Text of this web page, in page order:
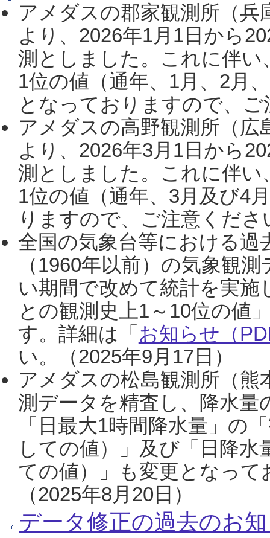
アメダスの郡家観測所（
より、2026年1月1日から
測としました。これに伴い
1位の値（通年、1月、2月
となっておりますので、
アメダスの高野観測所（
より、2026年3月1日から
測としました。これに伴い
1位の値（通年、3月及び4
りますので、ご注意くだ
全国の気象台等における過
（1960年以前）の気象観
い期間で改めて統計を実
との観測史上1～10位の値
す。詳細は「 お知らせ（
い。（2025年9月17日）
アメダスの松島観測所（熊
測データを精査し、降水
「日最大1時間降水量」の
しての値）」及び「日降
ての値）」も変更となっ
（2025年8月20日）
データ修正の過去のお